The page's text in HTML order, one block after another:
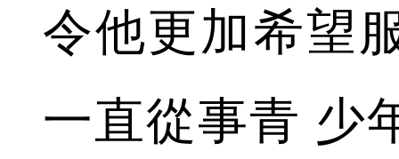
令他更加希望
一直從事青 少